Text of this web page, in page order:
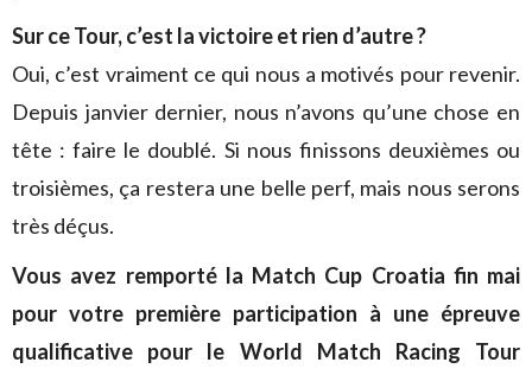
Sur ce Tour, c’est la victoire et rien d’autre ?
Oui, c’est vraiment ce qui nous a motivés pour revenir.
Depuis janvier dernier, nous n’avons qu’une chose en
tête : faire le doublé. Si nous finissons deuxièmes ou
troisièmes, ça restera une belle perf, mais nous serons
très déçus.
Vous avez remporté la Match Cup Croatia fin mai
pour votre première participation à une épreuve
qualificative pour le World Match Racing Tour